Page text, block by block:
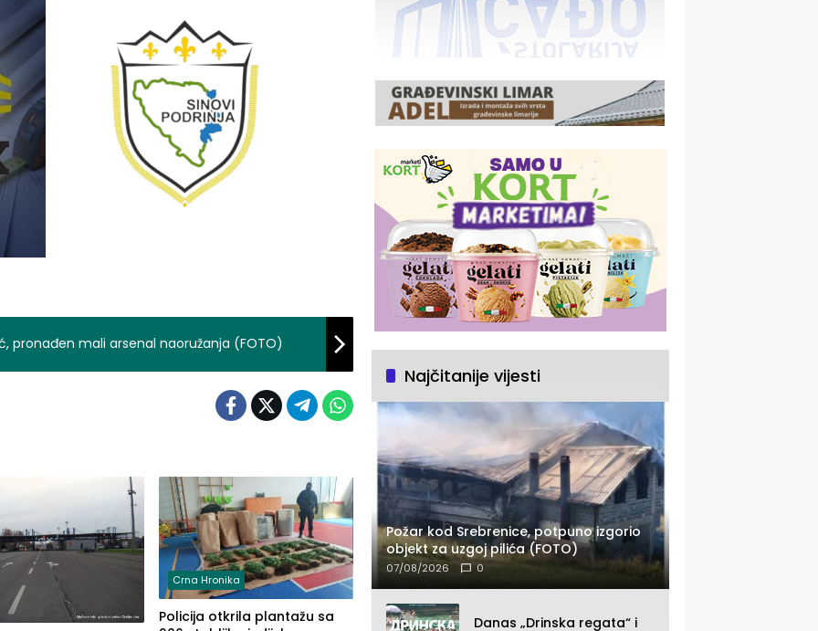
pronađen mali arsenal naoružanja (FOTO)
Crna Hronika
Policija otkrila plantažu sa
Najčitanije vijesti
Požar kod Srebrenice, potpuno izgorio
objekt za uzgoj pilića (FOTO)
07/08/2026 0
Danas „Drinska regata“ i